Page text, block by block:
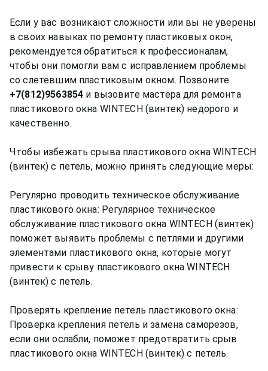
Если у вас возникают сложности или вы не уверены
в своих навыках по ремонту пластиковых окон,
рекомендуется обратиться к профессионалам,
чтобы они помогли вам с исправлением проблемы
со слетевшим пластиковым окном. Позвоните
+7(812)9563854 и вызовите мастера для ремонта
пластикового окна WINTECH (винтек) недорого и
качественно.
Чтобы избежать срыва пластикового окна WINTECH
(винтек) с петель, можно принять следующие меры:
Регулярно проводить техническое обслуживание
пластикового окна: Регулярное техническое
обслуживание пластикового окна WINTECH (винтек)
поможет выявить проблемы с петлями и другими
элементами пластикового окна, которые могут
привести к срыву пластикового окна WINTECH
(винтек) с петель.
Проверять крепление петель пластикового окна:
Проверка крепления петель и замена саморезов,
если они ослабли, поможет предотвратить срыв
пластикового окна WINTECH (винтек) с петель.